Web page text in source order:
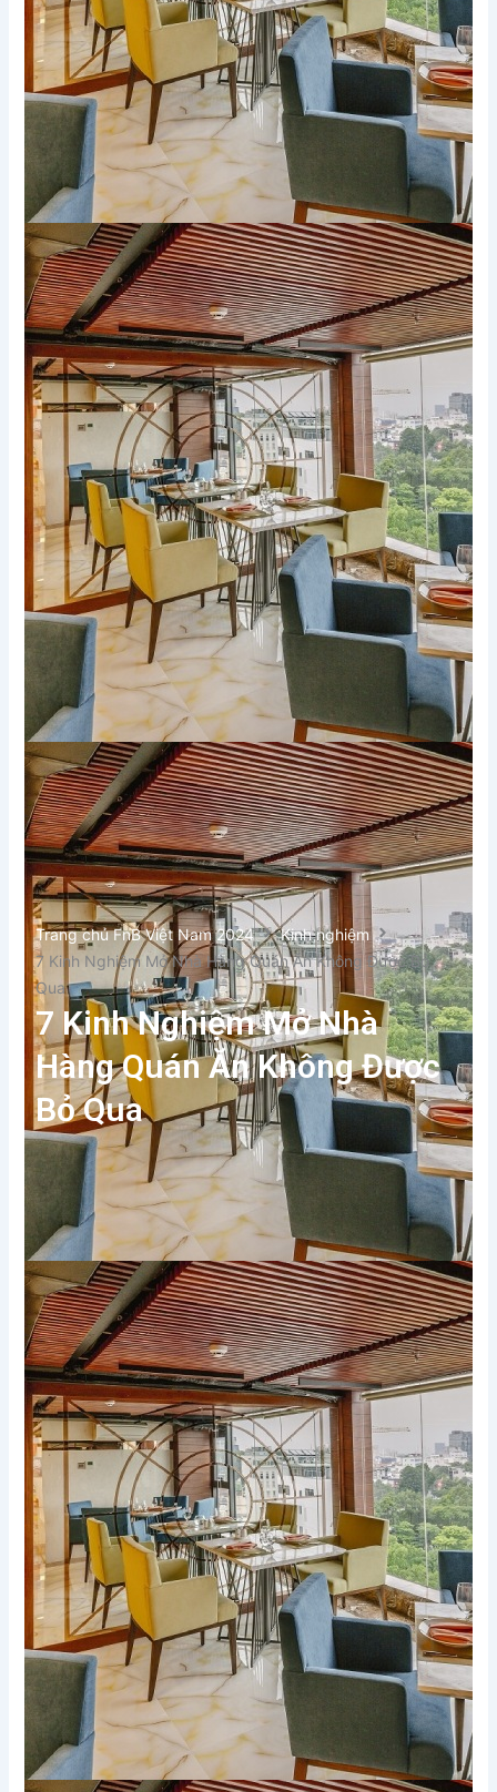
Xem thêm
Trang chủ FnB Việt Nam 2024
Kinh nghiệm
7 Kinh Nghiệm Mở Nhà Hàng Quán Ăn Không Được Bỏ
Qua
7 Kinh Nghiệm Mở Nhà
Hàng Quán Ăn Không Được
Bỏ Qua